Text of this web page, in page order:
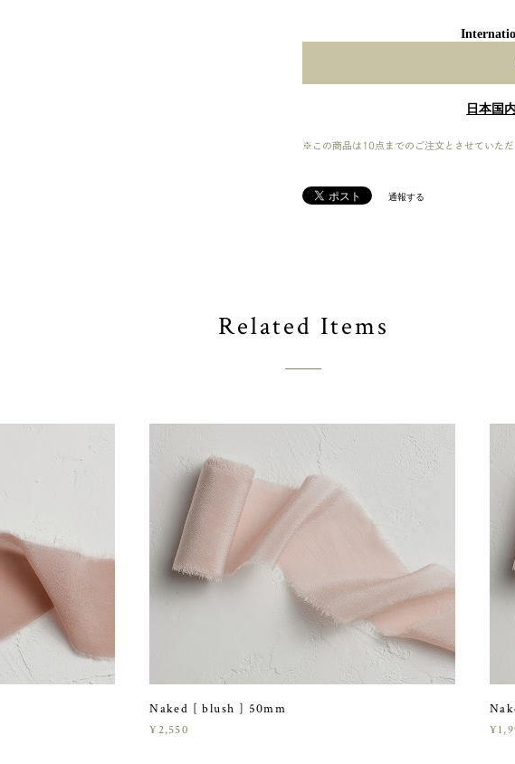
日本国
※この商品は10点までのご注文とさせていただ
通報する
Related Items
Naked [ blush ] 50mm
¥2,550